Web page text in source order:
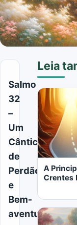
Salmo
32
–
Um
Cântico
de
Perdão
e
Bem-
aventurança
Leia
A
Crentes